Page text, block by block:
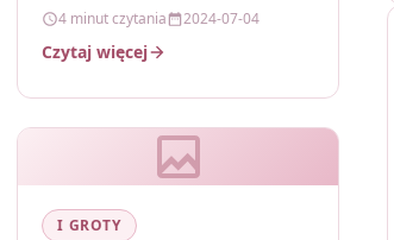
praktyczne zalety takiego
rozwiązania. Autor zwraca uwagę
4 minut czytania 2024-07-04
Czytaj więcej
I GROTY